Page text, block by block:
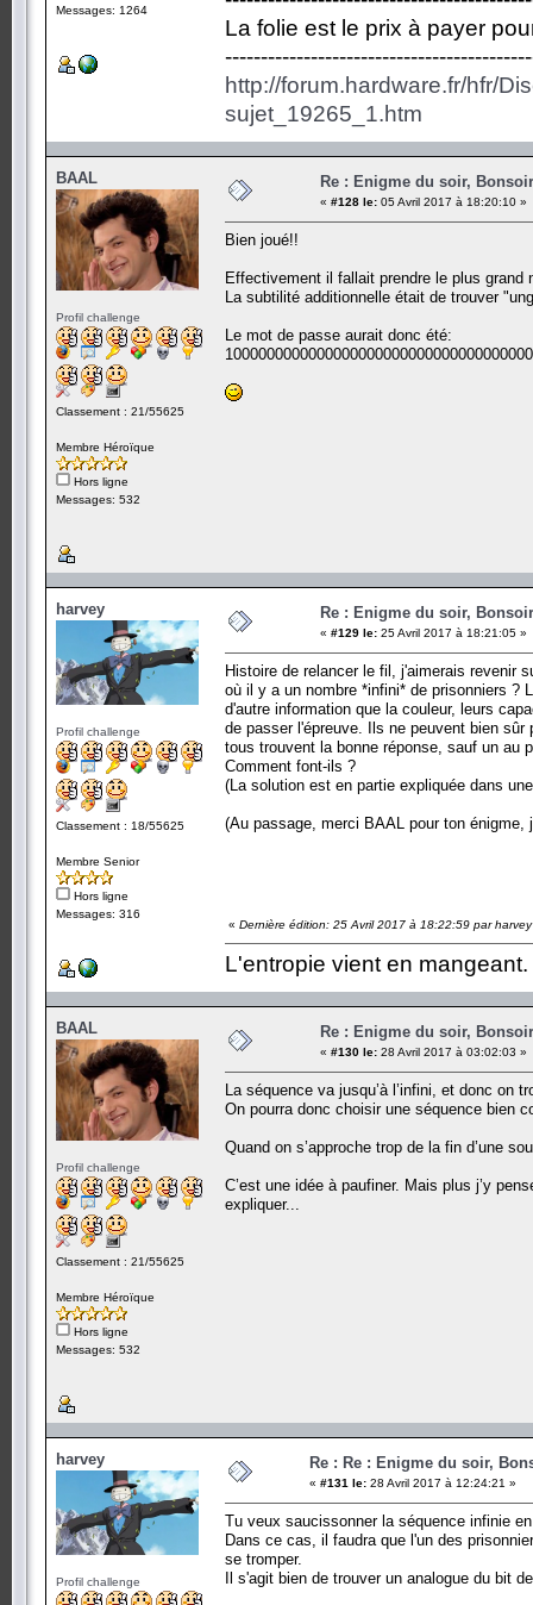
Messages: 1264
La folie est le prix à payer
http://forum.hardware.fr/hfr/
sujet_19265_1.htm
BAAL
Profil challenge
Classement : 21/55625
Membre Héroïque
Hors ligne
Messages: 532
Re : Enigme du soir,
« #128 le: 05 Avril 2017 à 18:20:10 »
Bien joué!!
Effectivement il fallait prendre le plus
La subtilité additionnelle était de trouver
Le mot de passe aurait donc été:
harvey
Profil challenge
Classement : 18/55625
Membre Senior
Hors ligne
Messages: 316
Re : Enigme du soir,
« #129 le: 25 Avril 2017 à 18:21:05 »
Histoire de relancer le fil, j'aimerais revenir
où il y a un nombre *infini* de prisonniers ?
d'autre information que la couleur, leurs
de passer l'épreuve. Ils ne peuvent bien
tous trouvent la bonne réponse, sauf un au
Comment font-ils ?
(La solution est en partie expliquée dans
(Au passage, merci BAAL pour ton
« Dernière édition: 25 Avril 2017 à 18:22:59 par harvey
L'entropie vient en mangeant.
BAAL
Profil challenge
Classement : 21/55625
Membre Héroïque
Hors ligne
Messages: 532
Re : Enigme du soir,
« #130 le: 28 Avril 2017 à 03:02:03 »
La séquence va jusqu’à l’infini, et donc on
On pourra donc choisir une séquence bien
Quand on s’approche trop de la fin d’une
C’est une idée à paufiner. Mais plus j’y
expliquer...
harvey
Profil challenge
Re : Re : Enigme du soir,
« #131 le: 28 Avril 2017 à 12:24:21 »
Tu veux saucissonner la séquence infinie
Dans ce cas, il faudra que l'un des
se tromper.
Il s'agit bien de trouver un analogue du bit